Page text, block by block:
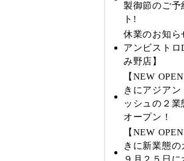
製御節のご予
ト!
休業のお知ら
アンビストロ
み野店】
【NEW
きにアジアン
ッシュの２業
オープン！
【NEW
きに新業態の